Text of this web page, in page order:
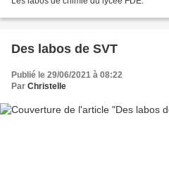
Des labos de SVT
Publié le 29/06/2021 à 08:22
Par Christelle